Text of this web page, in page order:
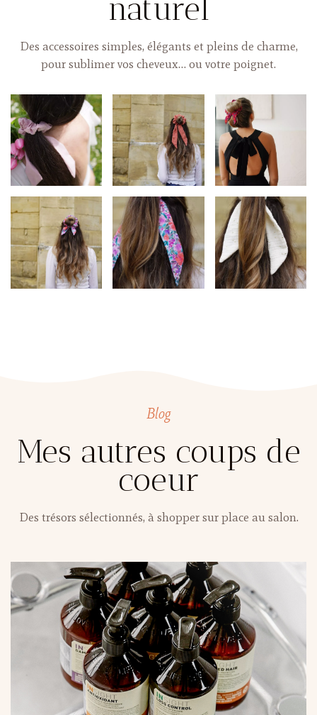
naturel
Des accessoires simples, élégants et pleins de charme,
pour sublimer vos cheveux… ou votre poignet.
Blog
Mes autres coups de
coeur
Des trésors sélectionnés, à shopper sur place au salon.